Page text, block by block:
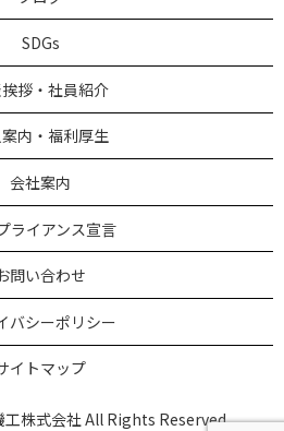
SDGs
拶・社員紹介
内・福利厚生
会社案内
ライアンス宣言
問い合わせ
バシーポリシー
イトマップ
株式会社 All Rights Reserved.